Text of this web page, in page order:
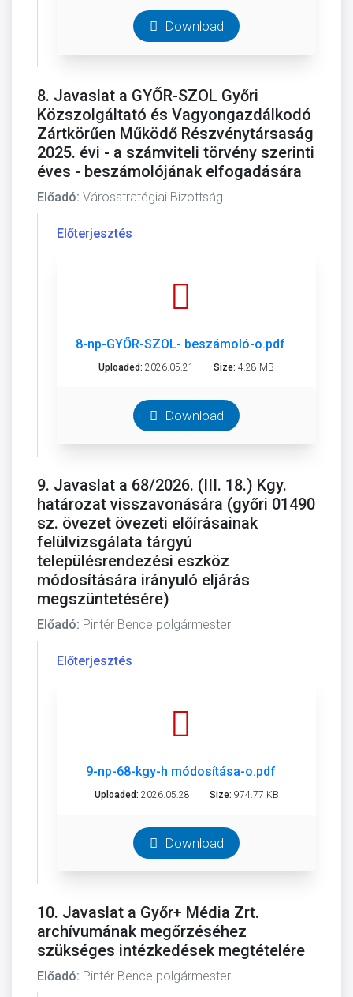
Download
8. Javaslat a GYŐR-SZOL Győri
Közszolgáltató és Vagyongazdálkodó
Zártkörűen Működő Részvénytársaság
2025. évi - a számviteli törvény szerinti
éves - beszámolójának elfogadására
Előadó: Városstratégiai Bizottság
Előterjesztés
8-np-GYŐR-SZOL- beszámoló-o.pdf
Uploaded: 2026.05.21 Size: 4.28 MB
Download
9. Javaslat a 68/2026. (III. 18.) Kgy.
határozat visszavonására (győri 01490
sz. övezet övezeti előírásainak
felülvizsgálata tárgyú
településrendezési eszköz
módosítására irányuló eljárás
megszüntetésére)
Előadó: Pintér Bence polgármester
Előterjesztés
9-np-68-kgy-h módosítása-o.pdf
Uploaded: 2026.05.28 Size: 974.77 KB
Download
10. Javaslat a Győr+ Média Zrt.
archívumának megőrzéséhez
szükséges intézkedések megtételére
Előadó: Pintér Bence polgármester